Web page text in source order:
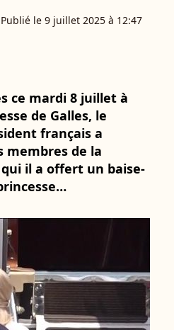
Publié le 9 juillet 2025 à 12:47
ce mardi 8 juillet à
de Galles, le
français a
membres de la
il a offert un baise-